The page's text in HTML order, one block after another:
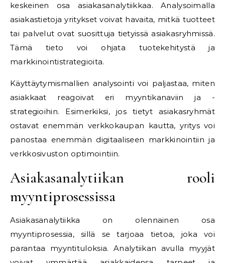
keskeinen osa asiakasanalytiikkaa. Analysoimalla
asiakastietoja yritykset voivat havaita, mitkä tuotteet
tai palvelut ovat suosittuja tietyissä asiakasryhmissä.
Tämä tieto voi ohjata tuotekehitystä ja
markkinointistrategioita.
Käyttäytymismallien analysointi voi paljastaa, miten
asiakkaat reagoivat eri myyntikanaviin ja -
strategioihin. Esimerkiksi, jos tietyt asiakasryhmät
ostavat enemmän verkkokaupan kautta, yritys voi
panostaa enemmän digitaaliseen markkinointiin ja
verkkosivuston optimointiin.
Asiakasanalytiikan rooli
myyntiprosessissa
Asiakasanalytiikka on olennainen osa
myyntiprosessia, sillä se tarjoaa tietoa, joka voi
parantaa myyntituloksia. Analytiikan avulla myyjät